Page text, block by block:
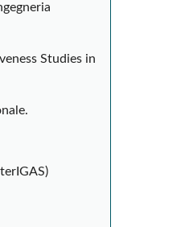
Studies in